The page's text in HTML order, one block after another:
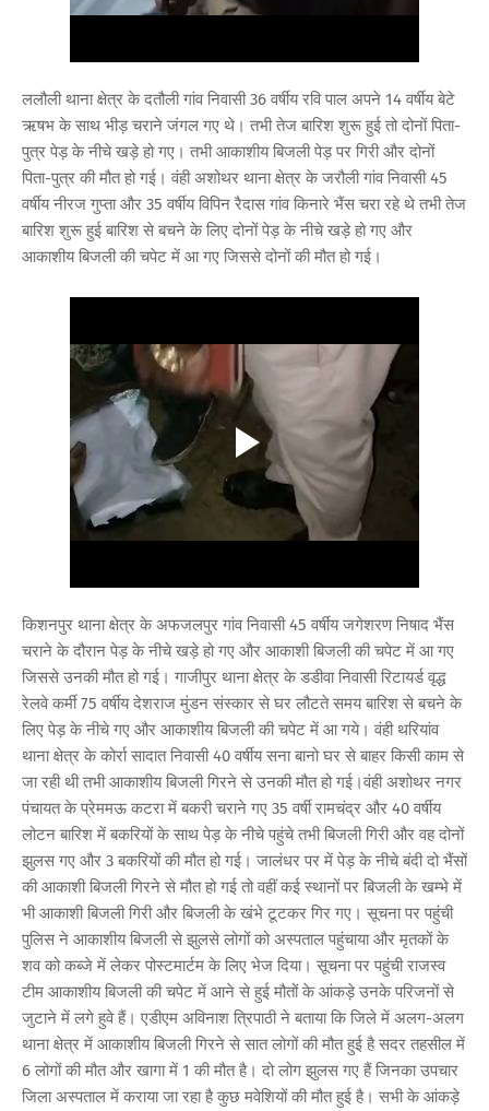
ललौली थाना क्षेत्र के दतौली गांव निवासी 36 वर्षीय रवि पाल अपने 14 वर्षीय बेटे
ऋषभ के साथ भीड़ चराने जंगल गए थे। तभी तेज बारिश शुरू हुई तो दोनों पिता-
पुत्र पेड़ के नीचे खड़े हो गए। तभी आकाशीय बिजली पेड़ पर गिरी और दोनों
पिता-पुत्र की मौत हो गई। वंही अशोथर थाना क्षेत्र के जरौली गांव निवासी 45
वर्षीय नीरज गुप्ता और 35 वर्षीय विपिन रैदास गांव किनारे भैंस चरा रहे थे तभी तेज
बारिश शुरू हुई बारिश से बचने के लिए दोनों पेड़ के नीचे खड़े हो गए और
आकाशीय बिजली की चपेट में आ गए जिससे दोनों की मौत हो गई।
किशनपुर थाना क्षेत्र के अफजलपुर गांव निवासी 45 वर्षीय जगेशरण निषाद भैंस
चराने के दौरान पेड़ के नीचे खड़े हो गए और आकाशी बिजली की चपेट में आ गए
जिससे उनकी मौत हो गई। गाजीपुर थाना क्षेत्र के डडीवा निवासी रिटायर्ड वृद्ध
रेलवे कर्मी 75 वर्षीय देशराज मुंडन संस्कार से घर लौटते समय बारिश से बचने के
लिए पेड़ के नीचे गए और आकाशीय बिजली की चपेट में आ गये। वंही थरियांव
थाना क्षेत्र के कोर्रा सादात निवासी 40 वर्षीय सना बानो घर से बाहर किसी काम से
जा रही थी तभी आकाशीय बिजली गिरने से उनकी मौत हो गई।वंही अशोथर नगर
पंचायत के प्रेममऊ कटरा में बकरी चराने गए 35 वर्षी रामचंद्र और 40 वर्षीय
लोटन बारिश में बकरियों के साथ पेड़ के नीचे पहुंचे तभी बिजली गिरी और वह दोनों
झुलस गए और 3 बकरियों की मौत हो गई। जालंधर पर में पेड़ के नीचे बंदी दो भैंसों
की आकाशी बिजली गिरने से मौत हो गई तो वहीं कई स्थानों पर बिजली के खम्भे में
भी आकाशी बिजली गिरी और बिजली के खंभे टूटकर गिर गए। सूचना पर पहुंची
पुलिस ने आकाशीय बिजली से झुलसे लोगों को अस्पताल पहुंचाया और मृतकों के
शव को कब्जे में लेकर पोस्टमार्टम के लिए भेज दिया। सूचना पर पहुंची राजस्व
टीम आकाशीय बिजली की चपेट में आने से हुई मौतों के आंकड़े उनके परिजनों से
जुटाने में लगे हुवे हैं। एडीएम अविनाश त्रिपाठी ने बताया कि जिले में अलग-अलग
थाना क्षेत्र में आकाशीय बिजली गिरने से सात लोगों की मौत हुई है सदर तहसील में
6 लोगों की मौत और खागा में 1 की मौत है। दो लोग झुलस गए हैं जिनका उपचार
जिला अस्पताल में कराया जा रहा है कुछ मवेशियों की मौत हुई है। सभी के आंकड़े